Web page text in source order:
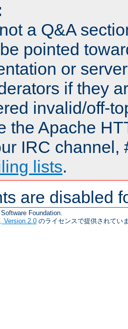
a Q&A
pointed
or
if they
invalid/off-
the Apache
IRC channel,
lists.
are disabled
Foundation.
Version 2.0 のライセンスで提供されてい